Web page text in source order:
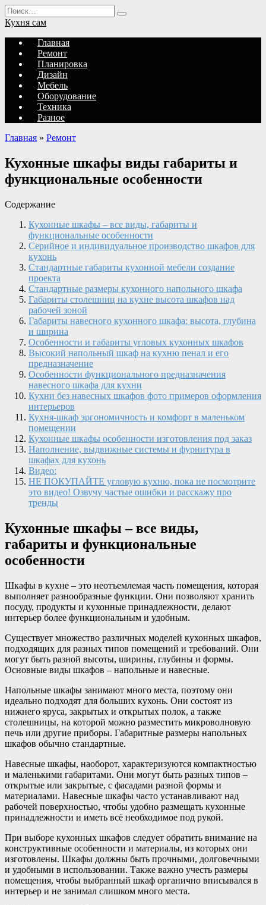
Перейти
к
содержанию
Search
for:
Кухня сам
Главная
Ремонт
Планировка
Дизайн
Мебель
Оборудование
Техника
Разное
Главная » Ремонт
Кухонные шкафы виды габариты и
функциональные особенности
Содержание
Кухонные шкафы – все виды, габариты и
функциональные особенности
Серийное и индивидуальное производство шкафов для
кухонь
Стандартные габариты кухонной мебели создание
проекта
Стандартные размеры кухонного напольного шкафа
Габариты столешниц на кухне высота шкафов над
рабочей зоной
Габариты навесного кухонного шкафа: высота, глубина
и ширина
Особенности и габариты угловых кухонных шкафов
Высокий напольный шкаф на кухню пенал и его
предназначение
Особенности функционального предназначения
навесного шкафа для кухни
Кухни без навесных шкафов фото примеров оформления
интерьеров
Кухня-шкаф эргономичность и комфорт в маленьком
помещении
Кухонные шкафы особенности изготовления под заказ
Наполнение, выдвижные системы и фурнитура в
шкафах для кухонь
Видео:
НЕ ПОКУПАЙТЕ угловую кухню, пока не посмотрите
это видео! Озвучу частые ошибки и расскажу про
тренды
Кухонные шкафы – все виды,
габариты и функциональные
особенности
Шкафы в кухне – это неотъемлемая часть помещения, которая
выполняет разнообразные функции. Они позволяют хранить
посуду, продукты и кухонные принадлежности, делают
интерьер более функциональным и удобным.
Существует множество различных моделей кухонных шкафов,
подходящих для разных типов помещений и требований. Они
могут быть разной высоты, ширины, глубины и формы.
Основные виды шкафов – напольные и навесные.
Напольные шкафы занимают много места, поэтому они
идеально подходят для больших кухонь. Они состоят из
нижнего яруса, закрытых и открытых полок, а также
столешницы, на которой можно разместить микроволновую
печь или другие приборы. Габаритные размеры напольных
шкафов обычно стандартные.
Навесные шкафы, наоборот, характеризуются компактностью
и маленькими габаритами. Они могут быть разных типов –
открытые или закрытые, с фасадами разной формы и
материалами. Навесные шкафы часто устанавливают над
рабочей поверхностью, чтобы удобно размещать кухонные
принадлежности и иметь всё необходимое под рукой.
При выборе кухонных шкафов следует обратить внимание на
конструктивные особенности и материалы, из которых они
изготовлены. Шкафы должны быть прочными, долговечными
и удобными в использовании. Также важно учесть размеры
помещения, чтобы выбранный шкаф органично вписывался в
интерьер и не занимал слишком много места.